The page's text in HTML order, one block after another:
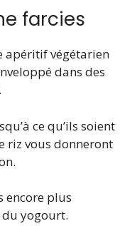
farcies
apéritif végétarien
dans des
ce qu’ils soient
riz vous donneront
encore plus
du yogourt.